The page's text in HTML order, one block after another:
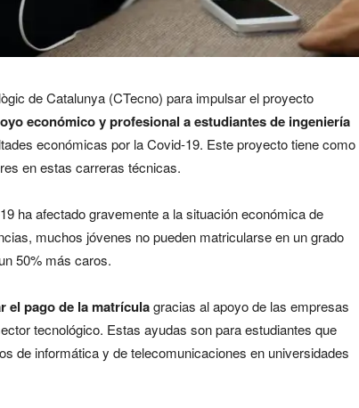
de Catalunya (CTecno) para impulsar el proyecto
económico y profesional a estudiantes de ingeniería
económicas por la Covid-19. Este proyecto tiene como
en estas carreras técnicas.
ha afectado gravemente a la situación económica de
muchos jóvenes no pueden matricularse en un grado
50% más caros.
el pago de la matrículagracias al apoyo de las empresas
tecnológico. Estas ayudas son para estudiantes que
de informática y de telecomunicaciones en universidades